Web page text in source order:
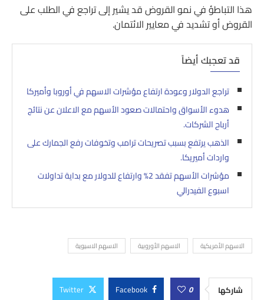
هذا التباطؤ في نمو القروض قد يشير إلى تراجع في الطلب على
القروض أو تشديد في معايير الائتمان.
قد تعجبك أيضاً
تراجع الدولار وعودة ارتفاع مؤشرات الاسهم في أوروبا وأميركا
هدوء الأسواق واحتمالات صعود الأسهم مع الاعلان عن نتائج
أرباح الشركات.
الذهب يرتفع بسبب تصريحات ترامب وتخوفات رفع الجمارك على
واردات أميريكا.
مؤشرات الأسهم تفقد 2% وارتفاع للدولار مع بداية تداولات
اسبوع الفيدرالي
الاسهم الأمريكية الاسهم الأوروبية الاسهم الاسيوية
شاركها 0
Facebook
Twitter